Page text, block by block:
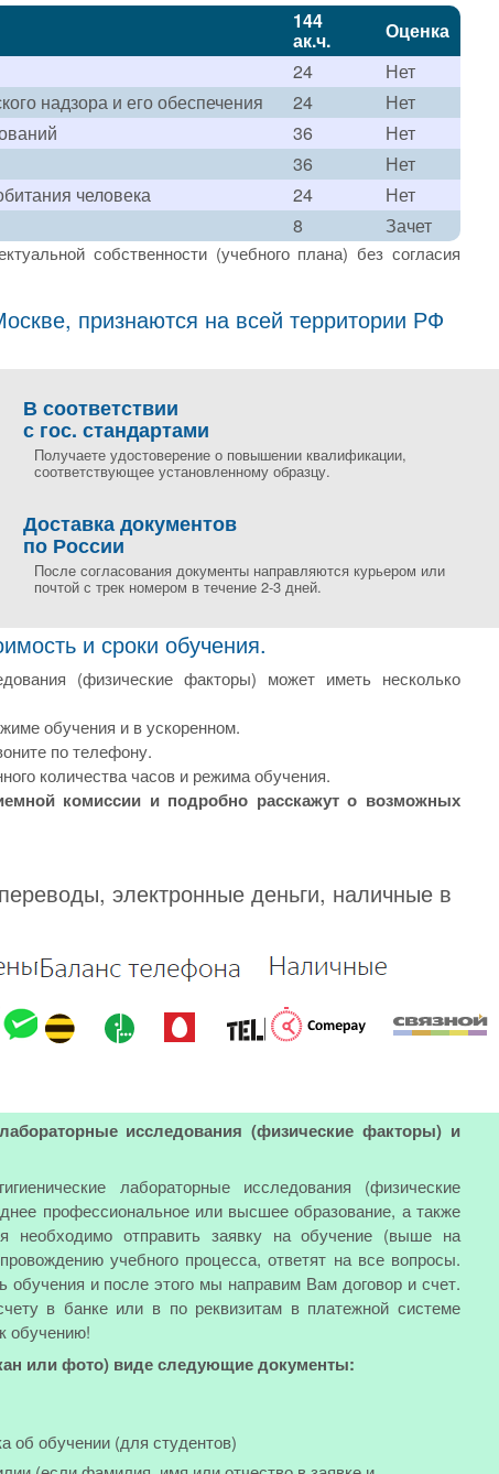
144
ак.ч.
Оценка
24
Нет
надзора и его обеспечения 24
Нет
36
Нет
36
Нет
человека 24
Нет
8 Зачет
собственности (учебного плана) без согласия
признаются на всей территории РФ
В соответствии
с гос. стандартами
Получаете удостоверение о повышении квалификации,
соответствующее установленному образцу.
Доставка документов
по России
После согласования документы направляются курьером или
почтой с трек номером в течение 2-3 дней.
и сроки обучения.
(физические факторы) может иметь несколько
обучения и в ускоренном.
по телефону.
количества часов и режима обучения.
комиссии и подробно расскажут о возможных
электронные деньги, наличные в
исследования (физические факторы) и
лабораторные исследования (физические
профессиональное или высшее образование, а также
необходимо отправить заявку на обучение (выше на
учебного процесса, ответят на все вопросы.
обучения и после этого мы направим Вам договор и счет.
в банке или в по реквизитам в платежной системе
обучению!
или фото) виде следующие документы:
об обучении (для студентов)